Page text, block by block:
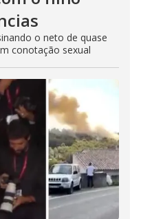
o neto de quase
conotação sexual